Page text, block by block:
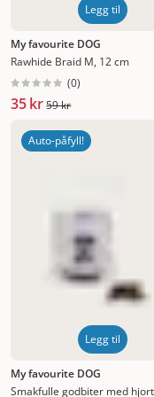
Legg til
My favourite DOG
Rawhide Braid M, 12 cm
(0)
35 kr 59 kr
Auto-påfyll!
Legg til
My favourite DOG
Smakfulle godbiter med hjort